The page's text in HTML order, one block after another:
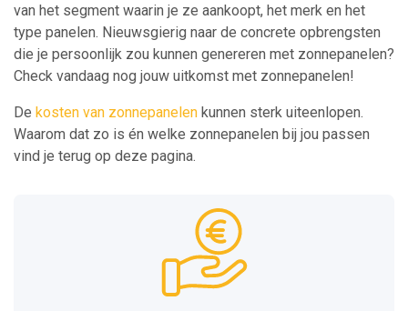
van het segment waarin je ze aankoopt, het merk en het
type panelen. Nieuwsgierig naar de concrete opbrengsten
die je persoonlijk zou kunnen genereren met zonnepanelen?
Check vandaag nog jouw uitkomst met zonnepanelen!
De kosten van zonnepanelen kunnen sterk uiteenlopen.
Waarom dat zo is én welke zonnepanelen bij jou passen
vind je terug op deze pagina.